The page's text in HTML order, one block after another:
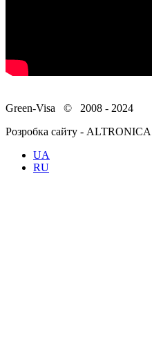
Green-Visa © 2008 - 2024
Розробка сайту - ALTRONICA
UA
RU